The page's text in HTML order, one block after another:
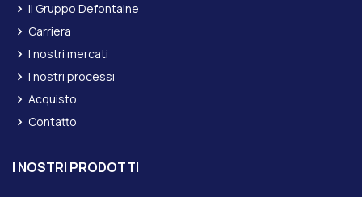
Il Gruppo Defontaine
Carriera
I nostri mercati
I nostri processi
Acquisto
Contatto
I NOSTRI PRODOTTI